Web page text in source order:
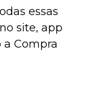
essas
site, app
a Compra